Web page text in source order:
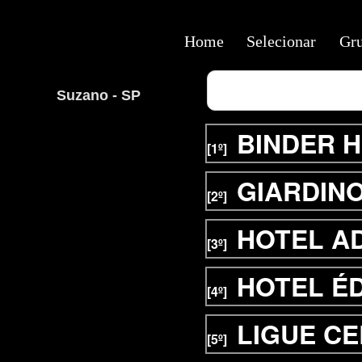
Suzano - SP
[1º] BINDER
[2º]
[3º] HOTEL
[4º] HOTEL
[5º] LIGUE
Home Selecionar